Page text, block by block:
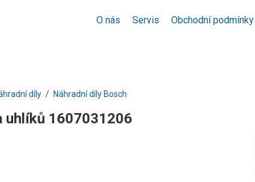
O nás Servis Obchodní podmínky
díly Náhradní díly Bosch
uhlíků 1607031206